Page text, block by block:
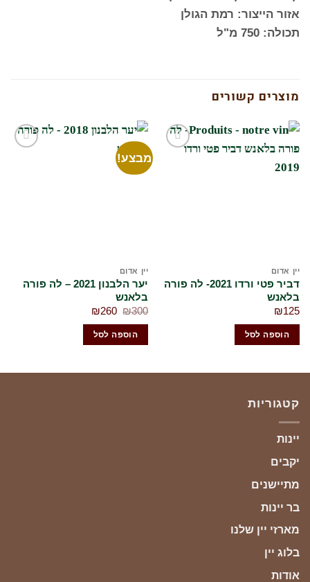
אזור הייצור: רמת הגולן
תכולה: 750 מ"ל
מוצרים קשורים
יין אדום
דביר פטי ורדו 2021- לה פורה
בלאנש
₪125
הוספה לסל
מבצע!
יין אדום
יער הלבנון 2021 – לה פורה
בלאנש
₪300
המחיר
₪300.
₪260
המחיר
הוא:
₪260.הוספה לסל
קטגוריות
יינות
יקבים
מתיישנים
בר יינות
מארזי יין שלנו
בלוג יין
אודות